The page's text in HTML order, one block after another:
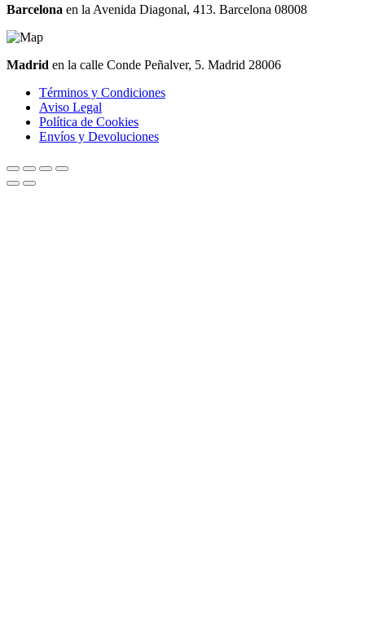
Barcelona en la Avenida Diagonal, 413. Barcelona 08008
Madrid en la calle Conde Peñalver, 5. Madrid 28006
Términos y Condiciones
Aviso Legal
Política de Cookies
Envíos y Devoluciones